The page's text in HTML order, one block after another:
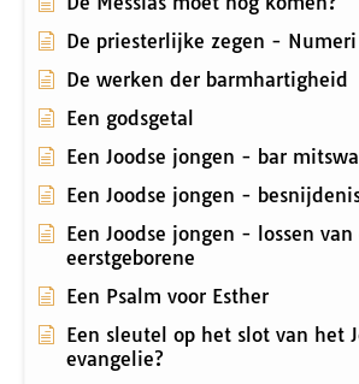
De priesterlijke zegen -
De werken der barmhartigheid
Een godsgetal
Een Joodse jongen - bar mitswa
Een Joodse jongen -
Een Joodse jongen - lossen van
eerstgeborene
Een Psalm voor Esther
Een sleutel op het slot van het
evangelie?